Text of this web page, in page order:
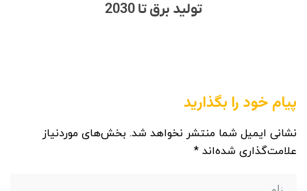
تولید برق تا 2030
پیام خود را بگذارید
نشانی ایمیل شما منتشر نخواهد شد. بخش‌های موردنیاز
علامت‌گذاری شده‌اند *